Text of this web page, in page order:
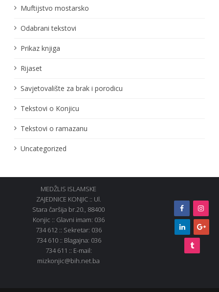
Muftijstvo mostarsko
Odabrani tekstovi
Prikaz knjiga
Rijaset
Savjetovalište za brak i porodicu
Tekstovi o Konjicu
Tekstovi o ramazanu
Uncategorized
MEDŽLIS ISLAMSKE
ZAJEDNICE KONJIC :: Ul.
Stara čaršija br.20., 88400
Konjic :: Glavni imam: 036
734 612 :: Sekretar: 036
734 610 :: Blagajna: 036
734 611 :: E-mail:
mizkonjic@bih.net.ba